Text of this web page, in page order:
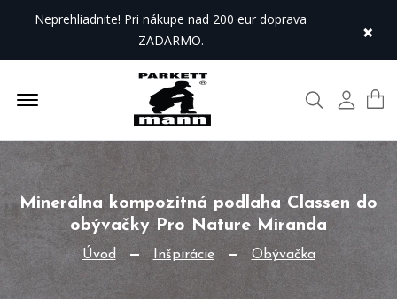
Neprehliadnite! Pri nákupe nad 200 eur doprava
ZADARMO.
×
Offcanvas Menu Open Hľadať Môj
Minerálna kompozitná podlaha Classen do
obývačky Pro Nature Miranda
Úvod Inšpirácie Obývačka